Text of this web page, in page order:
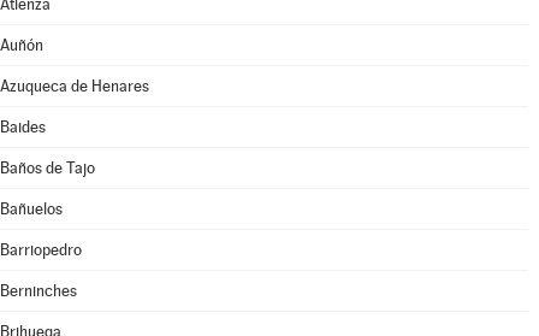
Atienza
Auñón
Azuqueca de Henares
Baides
Baños de Tajo
Bañuelos
Barriopedro
Berninches
Brihuega